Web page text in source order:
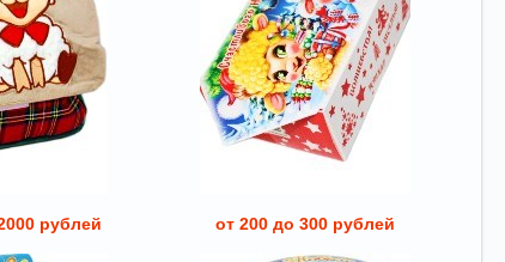
рублей от 200 до 300 рублей